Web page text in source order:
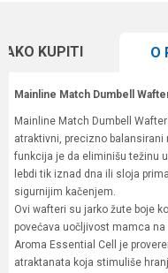
KUPITI O
Mainline Match Dumbell
Mainline Match Dumbell
atraktivni, precizno
funkcija je da eliminišu težinu
lebdi tik iznad dna ili sloja
sigurnijim kačenjem.
Ovi wafteri su jarko žute boje
povećava uočljivost mamca
Aroma Essential Cell je
atraktanata koja stimuliše